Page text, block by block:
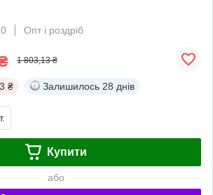
Опт і роздріб
1 803,13 ₴
₴ Залишилось 28 днів
Купити
або